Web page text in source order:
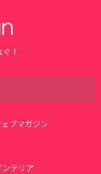
！
ブマガジン
テリア